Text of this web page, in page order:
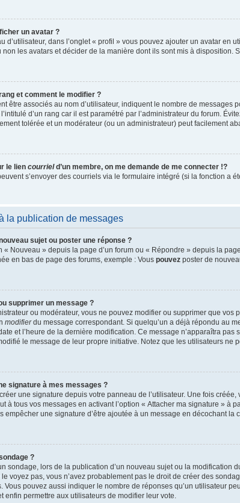
un avatar ?
d’utilisateur, dans l’onglet « profil » vous pouvez ajouter un avatar en
non les avatars et décider de la manière dont ils sont mis à disposition.
et comment le modifier ?
être associés au nom d’utilisateur, indiquent le nombre de
d’un rang car il est paramétré par l’administrateur du forum.
tolérée et un modérateur (ou un administrateur) peut facilement
le lien courrield’un membre, on me demande de me connecter !?
s’envoyer des courriels via le formulaire intégré (si la fonction a
la publication de messages
sujet ou poster une réponse ?
« Nouveau » depuis la page d’un forum ou « Répondre » depuis la
en bas de page des forums, exemple : Vous pouvez poster de
supprimer un message ?
ou modérateur, vous ne pouvez modifier ou supprimer que
modifierdu message correspondant. Si quelqu’un a déjà répondu au
et l’heure de la dernière modification. Ce message n’apparaîtra
le message de leur propre initiative. Notez que les utilisateurs ne
signature à mes messages ?
une signature depuis votre panneau de l’utilisateur. Une fois créée,
à tous vos messages en activant l’option « Attacher ma signature » à
empêcher une signature d’être ajoutée à un message en décochant la
?
sondage, lors de la publication d’un nouveau sujet ou la modification
voyez pas, vous n’avez probablement pas le droit de créer des
Vous pouvez aussi indiquer le nombre de réponses qu’un utilisateur
enfin permettre aux utilisateurs de modifier leur vote.